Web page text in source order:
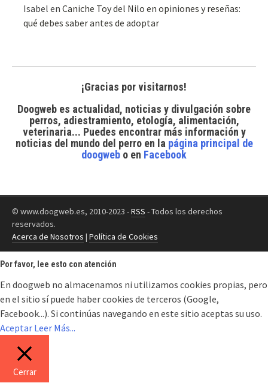
Isabel enCaniche Toy del Nilo en opiniones y reseñas:
qué debes saber antes de adoptar
¡Gracias por visitarnos!
Doogweb es actualidad, noticias y divulgación sobre
perros, adiestramiento, etología, alimentación,
veterinaria... Puedes encontrar más información y
noticias del mundo del perroen la página principal de
doogweb o en Facebook
© www.doogweb.es, 2010-2023 -RSS - Todos los derechos
reservados.
Acerca de Nosotros | Política de Cookies
Por favor, lee esto con atención
En doogweb no almacenamos ni utilizamos cookies propias, pero
en el sitio sí puede haber cookies de terceros (Google,
Facebook...). Si continúas navegando en este sitio aceptas su uso.
Aceptar Leer Más...
Cerrar